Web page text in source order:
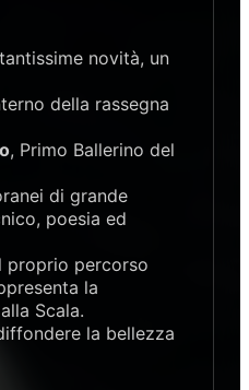
novità, un
della rassegna
, Primo Ballerino del
di grande
poesia ed
proprio percorso
la
Scala.
la bellezza